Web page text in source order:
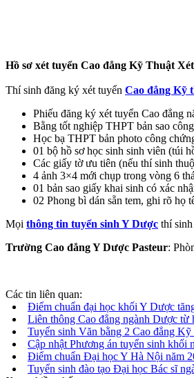
Hồ sơ xét tuyển Cao đẳng Kỹ Thuật
Thí sinh đăng ký xét tuyển Cao đẳng Kỹ
Phiếu đăng ký xét tuyển Cao đẳng
Bằng tốt nghiệp THPT bản sao
Học bạ THPT bản photo công
01 bộ hồ sơ học sinh sinh viên (túi
Các giấy tờ ưu tiên (nếu thí sinh
4 ảnh 3×4 mới chụp trong vòng 6
01 bản sao giấy khai sinh có xác
02 Phong bì dán sẵn tem, ghi rõ họ
Mọi thông tin tuyển sinh Y Dược thí
Trường Cao đẳng Y Dược Pasteur:
Các tin liên quan:
Điểm chuẩn đại học khối Y Dược
Liên thông Cao đẳng ngành Dược từ
Tuyển sinh Văn bằng 2 Cao đẳng
Cập nhật Phương án tuyển sinh khối
Điểm chuẩn Đại học Y Hà Nội năm
Tuyển sinh đào tạo Đại học Bác sĩ